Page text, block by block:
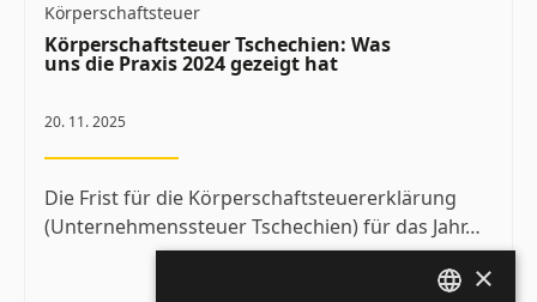
Körperschaftsteuer
Körperschaftsteuer Tschechien: Was
uns die Praxis 2024 gezeigt hat
20. 11. 2025
Die Frist für die Körperschaftsteuererklärung
(Unternehmenssteuer Tschechien) für das Jahr…
×